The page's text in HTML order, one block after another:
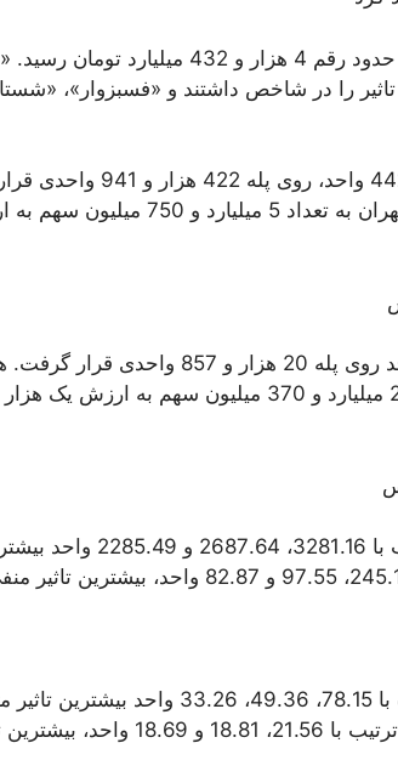
ارزش معاملات بورس تهران امروز به حدود رقم 4 هزار
را در شاخص داشتند و «فسبزوار»،
شاخص هم وزن نیز با رشد 7 هزار و
شاخص فرابورس هم با رشد 293 واحد روی پله 20
نماد‌های فولاد، فملی و فارس به
نماد‌های آریا، زاگرس و هرمز به ترتیب با 78.15، 49.36،
گذاشتند. بپاس، فرابورس و فجهان به